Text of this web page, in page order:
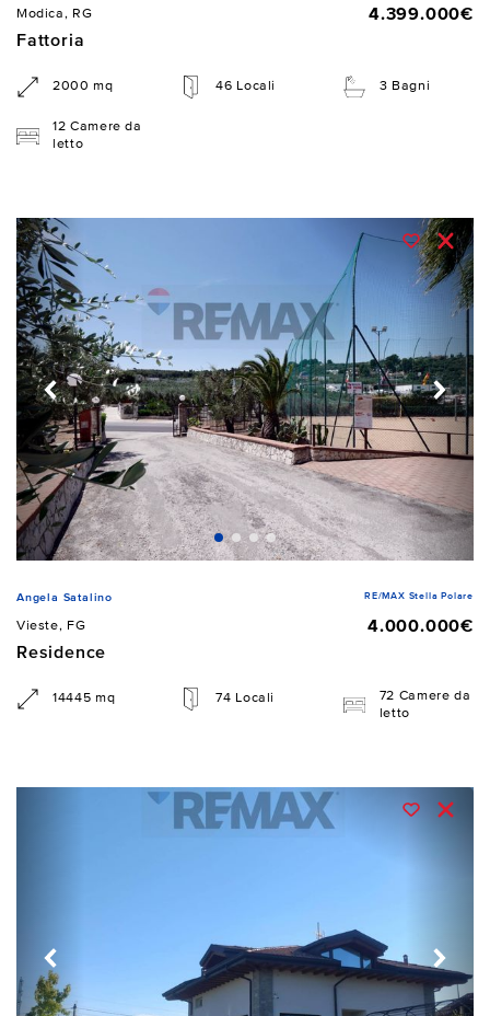
Modica, RG
4.399.000€
Fattoria
2000 mq 46 Locali 3 Bagni
12 Camere da
letto
Angela Satalino RE/MAX Stella Polare
Vieste, FG
4.000.000€
Residence
14445 mq 74 Locali
72 Camere da
letto